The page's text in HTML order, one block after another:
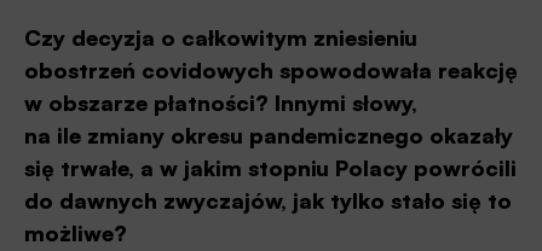
Czy decyzja o całkowitym zniesieniu
obostrzeń covidowych spowodowała reakcję
w obszarze płatności? Innymi słowy,
na ile zmiany okresu pandemicznego okazały
się trwałe, a w jakim stopniu Polacy powrócili
do dawnych zwyczajów, jak tylko stało się to
możliwe?